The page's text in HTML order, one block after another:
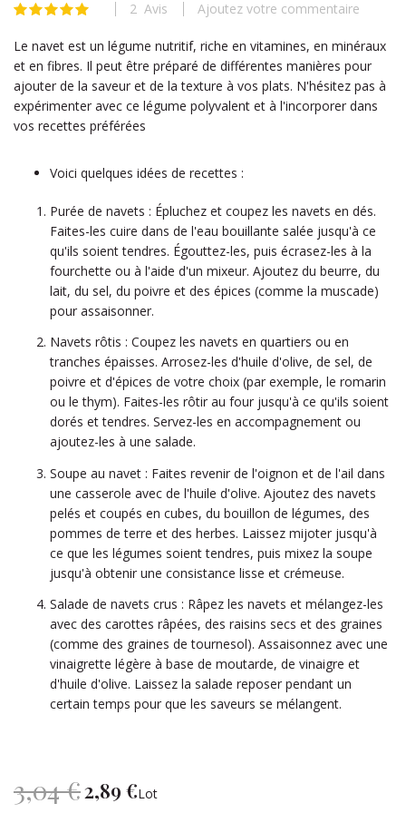
beginning
the
images
gallery
Évaluation: 2 Avis Ajoutez votre commentaire
Le navet est un légume nutritif, riche en vitamines, en minéraux
et en fibres. Il peut être préparé de différentes manières pour
ajouter de la saveur et de la texture à vos plats. N'hésitez pas à
expérimenter avec ce légume polyvalent et à l'incorporer dans
vos recettes préférées
Voici quelques idées de recettes :
Purée de navets : Épluchez et coupez les navets en dés.
Faites-les cuire dans de l'eau bouillante salée jusqu'à ce
qu'ils soient tendres. Égouttez-les, puis écrasez-les à la
fourchette ou à l'aide d'un mixeur. Ajoutez du beurre, du
lait, du sel, du poivre et des épices (comme la muscade)
pour assaisonner.
Navets rôtis : Coupez les navets en quartiers ou en
tranches épaisses. Arrosez-les d'huile d'olive, de sel, de
poivre et d'épices de votre choix (par exemple, le romarin
ou le thym). Faites-les rôtir au four jusqu'à ce qu'ils soient
dorés et tendres. Servez-les en accompagnement ou
ajoutez-les à une salade.
Soupe au navet : Faites revenir de l'oignon et de l'ail dans
une casserole avec de l'huile d'olive. Ajoutez des navets
pelés et coupés en cubes, du bouillon de légumes, des
pommes de terre et des herbes. Laissez mijoter jusqu'à
ce que les légumes soient tendres, puis mixez la soupe
jusqu'à obtenir une consistance lisse et crémeuse.
Salade de navets crus : Râpez les navets et mélangez-les
avec des carottes râpées, des raisins secs et des graines
(comme des graines de tournesol). Assaisonnez avec une
vinaigrette légère à base de moutarde, de vinaigre et
d'huile d'olive. Laissez la salade reposer pendant un
certain temps pour que les saveurs se mélangent.
3,04 €Prix
2,89 €Lot